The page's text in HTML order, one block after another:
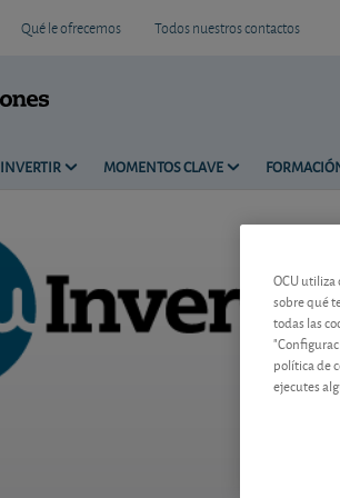
Qué le ofrecemos Todos nuestros contactos
INVERTIR MOMENTOS CLAVE
OCU
sobre qué
todas las
política de
ejecutes